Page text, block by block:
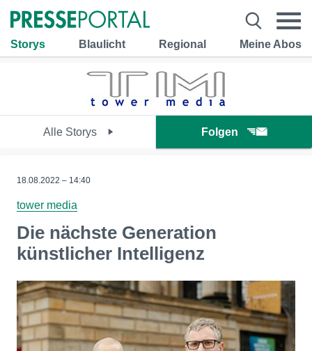
Storys Blaulicht Regional Meine Abos
Alle Storys Folgen
18.08.2022 – 14:40
tower media
Die nächste Generation
künstlicher Intelligenz